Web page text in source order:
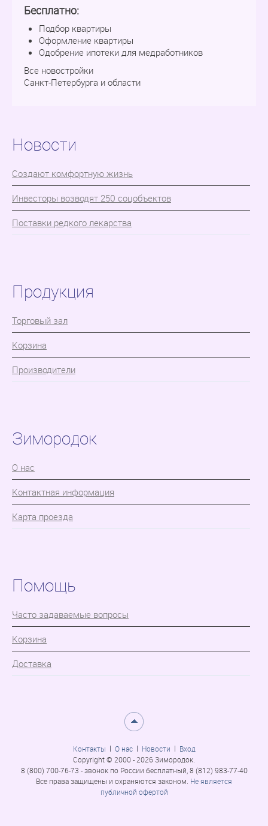
Бесплатно:
Подбор квартиры
Оформление квартиры
Одобрение ипотеки для медработников
Все новостройки
Санкт-Петербурга и области
Новости
Cоздают комфортную жизнь
Инвесторы возводят 250 соцобъектов
Поставки редкого лекарства
Продукция
Торговый зал
Корзина
Производители
Зимородок
О нас
Контактная информация
Карта проезда
Помощь
Часто задаваемые вопросы
Корзина
Доставка
Контакты О нас Новости
Вход
Copyright © 2000 - 2026 Зимородок.
8 (800) 700-76-73 - звонок по России бесплатный, 8 (812) 983-77-40
Все права защищены и охраняются законом. Не является
публичной офертой